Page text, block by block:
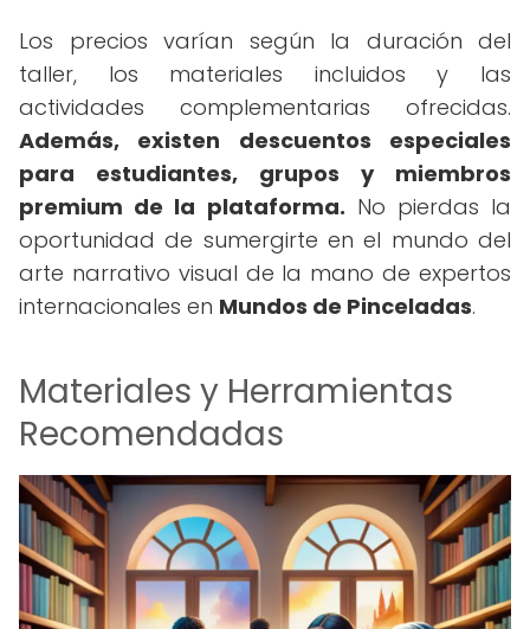
Los precios varían según la duración del
taller, los materiales incluidos y las
actividades complementarias ofrecidas.
Además, existen descuentos especiales
para estudiantes, grupos y miembros
premium de la plataforma. No pierdas la
oportunidad de sumergirte en el mundo del
arte narrativo visual de la mano de expertos
internacionales en Mundos de Pinceladas.
Materiales y Herramientas
Recomendadas